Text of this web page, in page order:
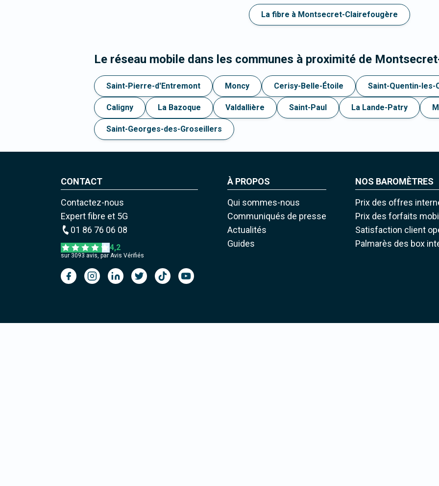
La fibre à Montsecret-Clairefougère
Le réseau mobile dans les communes à proximité de
Saint-Pierre-d'Entremont Moncy Cerisy-Belle-Étoile Saint-Quentin-les-
Caligny La Bazoque Valdallière Saint-Paul La Lande-Patry
Saint-Georges-des-Groseillers
CONTACT
Contactez-nous
Expert fibre et 5G
01 86 76 06 08
4,2
sur 3093 avis, par Avis Vérifiés
À PROPOS
Qui sommes-nous
Communiqués de presse
Actualités
Guides
NOS BAROMÈTRES
Prix des offres
Prix des forfaits
Satisfaction client
Palmarès des box